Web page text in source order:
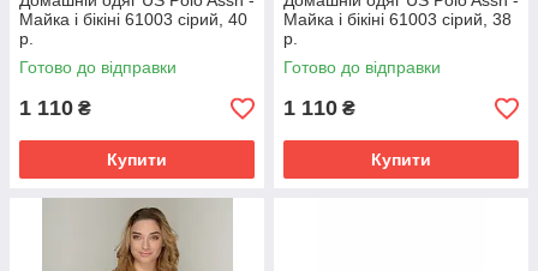
Майка і бікіні 61003 сірий, 40
р.
Готово до відправки
1 110 ₴
Купити
Майка і бікіні 61003 сірий, 38
р.
Готово до відправки
1 110 ₴
Купити